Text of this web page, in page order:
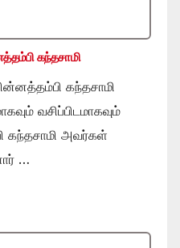
கந்தசாமி
கந்தசாமி
வசிப்பிடமாகவும்
அவர்கள்
…